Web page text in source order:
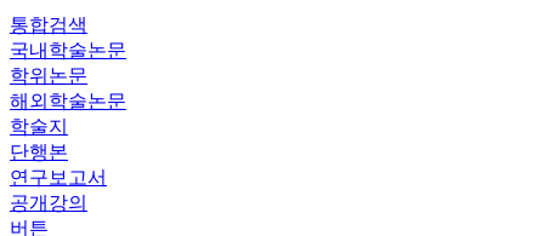
통합검색
국내학술논문
학위논문
해외학술논문
학술지
단행본
연구보고서
공개강의
버튼